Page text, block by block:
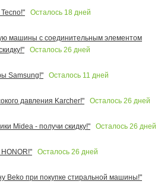
Осталось 18 дней
машины с соединительным элементом
Осталось 26 дней
Samsung!"
Осталось 11 дней
давления Karcher!"
Осталось 26 дней
Midea - получи скидку!"
Осталось 26 дней
Осталось 26 дней
Beko при покупке стиральной машины!"